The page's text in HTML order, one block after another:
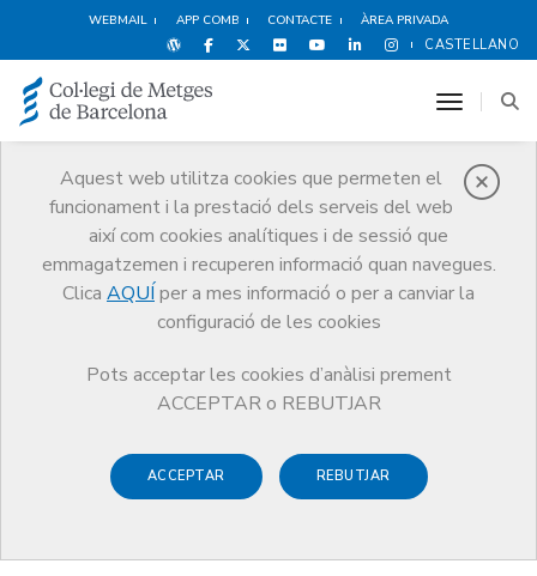
WEBMAIL APP COMB CONTACTE ÀREA PRIVADA
CASTELLANO
Aquest web utilitza cookies que permeten el
funcionament i la prestació dels serveis del web
així com cookies analítiques i de sessió que
emmagatzemen i recuperen informació quan navegues.
Clica AQUÍ per a mes informació o per a canviar la
configuració de les cookies
Pots acceptar les cookies d’anàlisi prement
ACCEPTAR o REBUTJAR
ACCEPTAR REBUTJAR
toggle
Avantatges i
descomptes
Serveis Altres serveis
Avantatges i descomptes
Medilloguem